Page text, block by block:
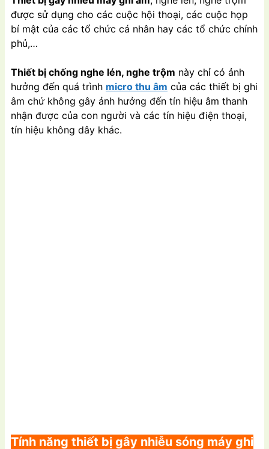
được sử dụng cho các cuộc hội thoại, các cuộc họp
bí mật của các tổ chức cá nhân hay các tổ chức chính
phủ,…
Thiết bị chống nghe lén, nghe trộm này chỉ có ảnh
hưởng đến quá trình micro thu âm của các thiết bị ghi
âm chứ không gây ảnh hưởng đến tín hiệu âm thanh
nhận được của con người và các tín hiệu điện thoại,
tín hiệu không dây khác.
Tính năng thiết bị gây nhiễu sóng máy ghi